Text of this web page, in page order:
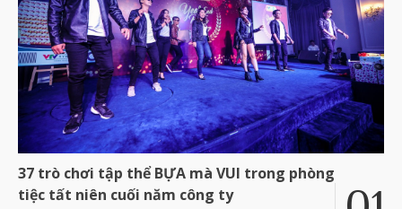
37 trò chơi tập thể BỰA mà VUI trong phòng
tiệc tất niên cuối năm công ty